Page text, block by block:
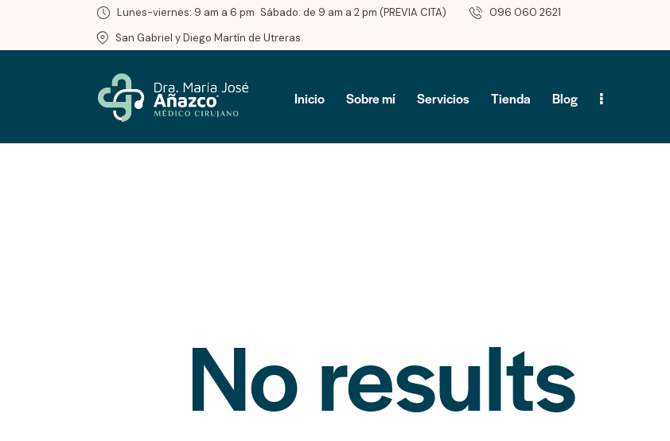
Lunes-viernes: 9 am a 6 pm Sábado: de 9 am a 2 pm (PREVIA CITA)
096 060 2621
San Gabriel y Diego Martín de Utreras.
Inicio Sobre mí Servicios Tienda Blog
No results